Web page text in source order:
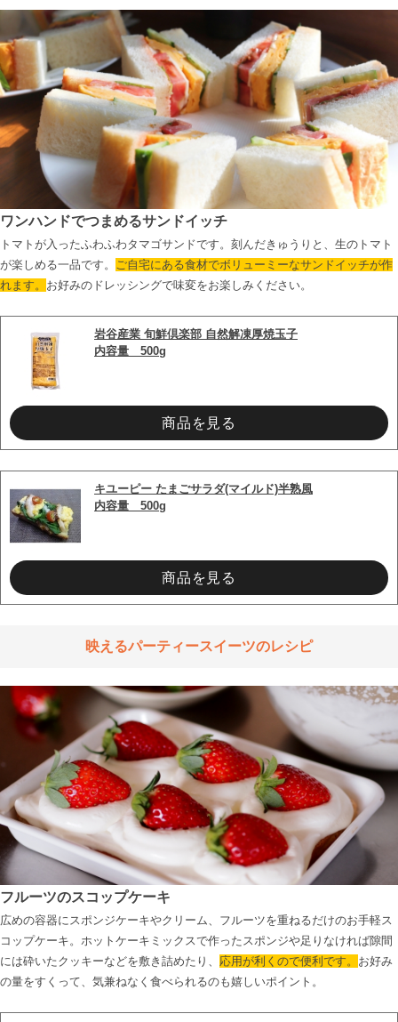
ワンハンドでつまめるサンドイッチ
トマトが入ったふわふわタマゴサンドです。刻んだきゅうりと、生のトマト
が楽しめる一品です。 ご自宅にある食材でボリューミーなサンドイッチが作
れます。 お好みのドレッシングで味変をお楽しみください。
岩谷産業 旬鮮倶楽部 自然解凍厚焼玉子
内容量　500g
商品を見る
キユーピー たまごサラダ(マイルド)半熟風
内容量　500g
商品を見る
映えるパーティースイーツのレシピ
フルーツのスコップケーキ
広めの容器にスポンジケーキやクリーム、フルーツを重ねるだけのお手軽ス
コップケーキ。ホットケーキミックスで作ったスポンジや足りなければ隙間
には砕いたクッキーなどを敷き詰めたり、 応用が利くので便利です。 お好み
の量をすくって、気兼ねなく食べられるのも嬉しいポイント。